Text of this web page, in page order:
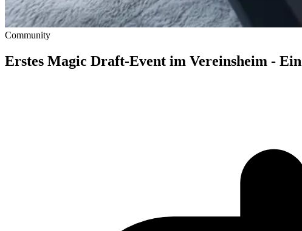
Community
Erstes Magic Draft-Event im Vereinsheim -